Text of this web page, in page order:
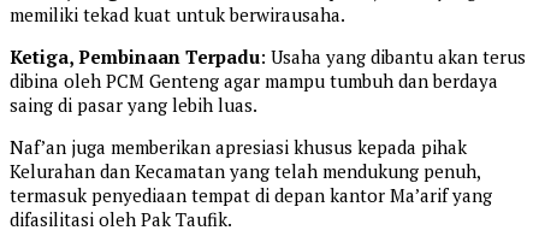
memiliki tekad kuat untuk berwirausaha.
Ketiga, ​Pembinaan Terpadu: Usaha yang dibantu akan terus
dibina oleh PCM Genteng agar mampu tumbuh dan berdaya
saing di pasar yang lebih luas.
​Naf’an juga memberikan apresiasi khusus kepada pihak
Kelurahan dan Kecamatan yang telah mendukung penuh,
termasuk penyediaan tempat di depan kantor Ma’arif yang
difasilitasi oleh Pak Taufik.